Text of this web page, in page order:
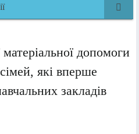
допомоги
які вперше
закладів